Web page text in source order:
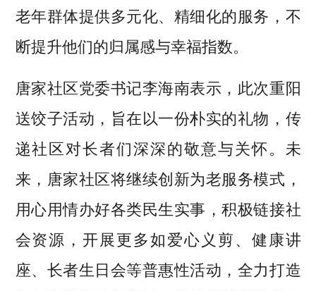
老年群体提供多元化、精细化的服务，不
断提升他们的归属感与幸福指数。
唐家社区党委书记李海南表示，此次重阳
送饺子活动，旨在以一份朴实的礼物，传
递社区对长者们深深的敬意与关怀。未
来，唐家社区将继续创新为老服务模式，
用心用情办好各类民生实事，积极链接社
会资源，开展更多如爱心义剪、健康讲
座、长者生日会等普惠性活动，全力打造